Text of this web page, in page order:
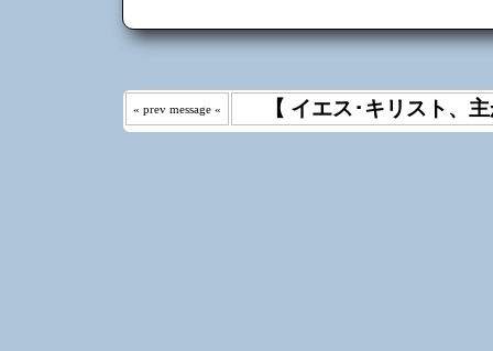
« prev message « 【 イエス･キリスト、